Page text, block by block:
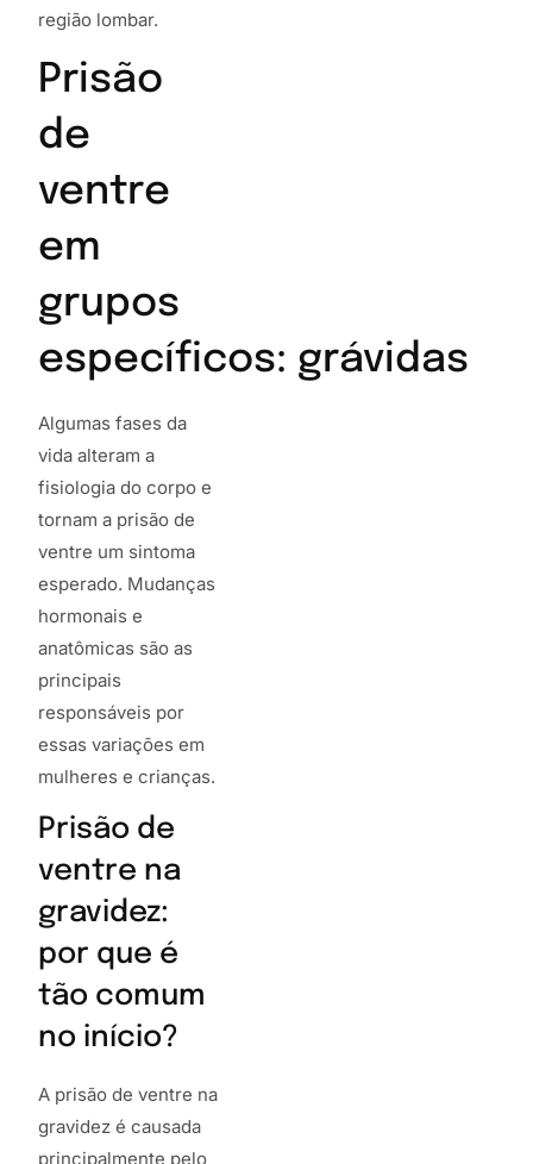
região lombar.
Prisão
de
ventre
em
grupos
específicos: grávidas
Algumas fases da
vida alteram a
fisiologia do corpo e
tornam a prisão de
ventre um sintoma
esperado. Mudanças
hormonais e
anatômicas são as
principais
responsáveis por
essas variações em
mulheres e crianças.
Prisão de
ventre na
gravidez:
por que é
tão comum
no início?
A prisão de ventre na
gravidez é causada
principalmente pelo